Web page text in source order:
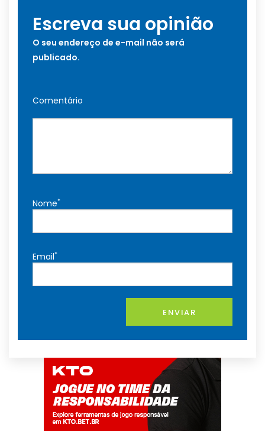
Escreva sua opinião
O seu endereço de e-mail não será
publicado.
Comentário
Nome*
Email*
ENVIAR